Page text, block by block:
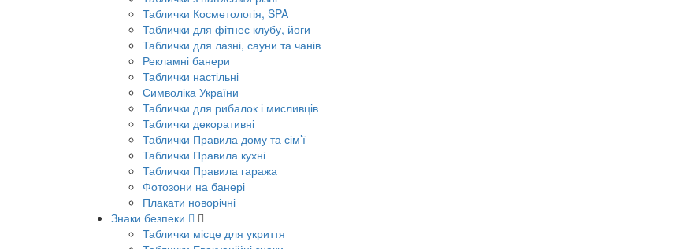
Таблички Косметологія, SPA
Таблички для фітнес клубу, йоги
Таблички для лазні, сауни та чанів
Рекламні банери
Таблички настільні
Символіка України
Таблички для рибалок і мисливців
Таблички декоративні
Таблички Правила дому та сім’ї
Таблички Правила кухні
Таблички Правила гаража
Фотозони на банері
Плакати новорічні
Знаки безпеки
Таблички місце для укриття